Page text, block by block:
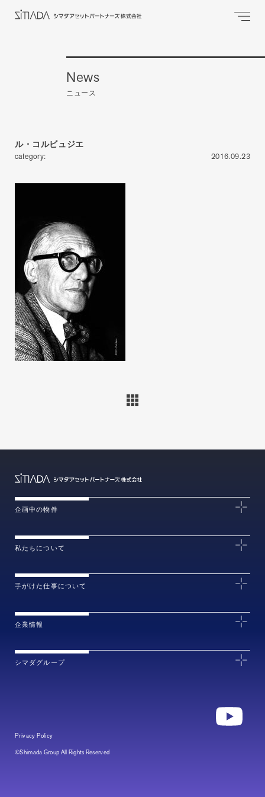
News
ニュース
ル・コルビュジエ
category: 2016.09.23
企画中の物件
私たちについて
手がけた仕事について
企業情報
シマダグループ
Privacy Policy
©Shimada Group All Rights Reserved